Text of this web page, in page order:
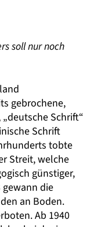
soll nur noch
gebrochene,
Schrift“
Schrift
tobte
Streit, welche
günstiger,
die
an Boden.
Ab 1940